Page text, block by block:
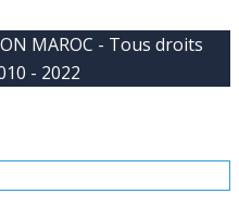
MAROC - Tous droits
- 2022